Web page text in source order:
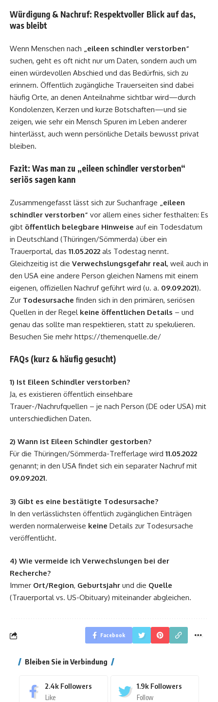
Würdigung & Nachruf: Respektvoller Blick auf das,
was bleibt
Wenn Menschen nach
„eileen schindler verstorben“
suchen, geht es oft nicht nur um Daten, sondern auch um
einen würdevollen Abschied und das Bedürfnis, sich zu
erinnern. Öffentlich zugängliche Trauerseiten sind dabei
häufig Orte, an denen Anteilnahme sichtbar wird—durch
Kondolenzen, Kerzen und kurze Botschaften—und sie
zeigen, wie sehr ein Mensch Spuren im Leben anderer
hinterlässt, auch wenn persönliche Details bewusst privat
bleiben.
Fazit: Was man zu „eileen schindler verstorben“
seriös sagen kann
Zusammengefasst lässt sich zur Suchanfrage
„eileen
schindler verstorben“ vor allem eines sicher festhalten: Es
gibt öffentlich belegbare Hinweise auf ein Todesdatum
in Deutschland (Thüringen/Sömmerda) über ein
Trauerportal, das 11.05.2022 als Todestag nennt.
Gleichzeitig ist die Verwechslungsgefahr real, weil auch in
den USA eine andere Person gleichen Namens mit einem
eigenen, offiziellen Nachruf geführt wird (u. a. 09.09.2021).
Zur Todesursache finden sich in den primären, seriösen
Quellen in der Regel keine öffentlichen Details – und
genau das sollte man respektieren, statt zu spekulieren.
Besuchen Sie mehr https://themenquelle.de/
FAQs (kurz & häufig gesucht)
1) Ist Eileen Schindler verstorben?
Ja, es existieren öffentlich einsehbare
Trauer-/Nachrufquellen – je nach Person (DE oder USA) mit
unterschiedlichen Daten.
2) Wann ist Eileen Schindler gestorben?
Für die Thüringen/Sömmerda-Trefferlage wird 11.05.2022
genannt; in den USA findet sich ein separater Nachruf mit
09.09.2021.
3) Gibt es eine bestätigte Todesursache?
In den verlässlichsten öffentlich zugänglichen Einträgen
werden normalerweise keine Details zur Todesursache
veröffentlicht.
4) Wie vermeide ich Verwechslungen bei der
Recherche?
Immer Ort/Region, Geburtsjahr und die Quelle
(Trauerportal vs. US-Obituary) miteinander abgleichen.
Facebook
Bleiben Sie in Verbindung
2.4k Followers
Like
1.9k Followers
Follow